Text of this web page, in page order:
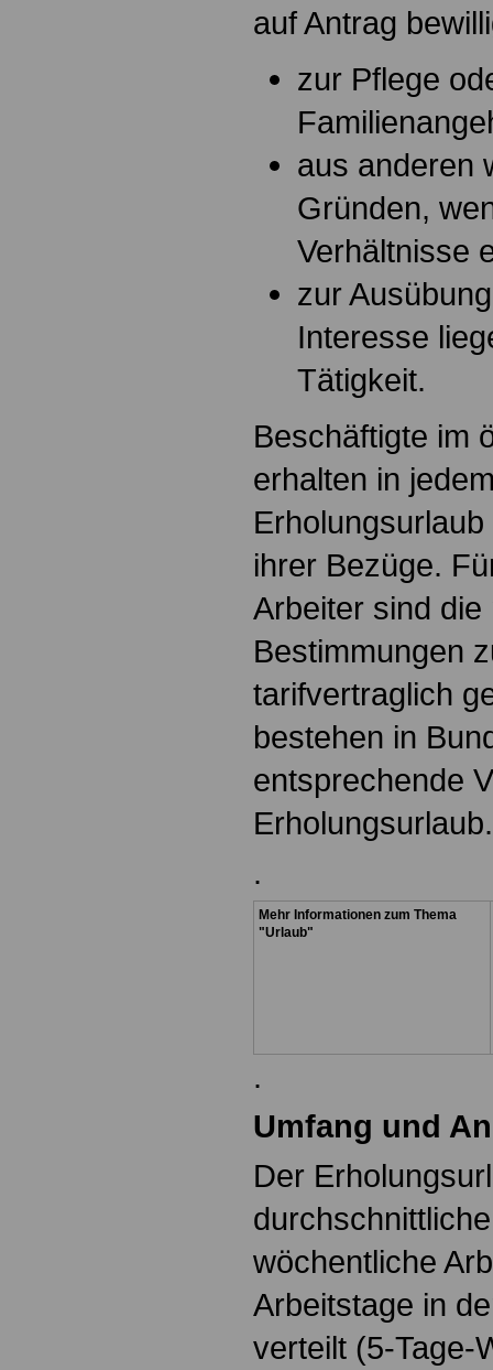
auf Antrag
zur Pflege
aus anderen
Gründen,
Verhältnisse
zur
Interesse
Tätigkeit.
Beschäftigte im
erhalten in
ihrer Bezüge.
Arbeiter sind die
Bestimmungen
tarifvertraglich
bestehen in
entsprechende
Erholungsurlaub.
.
Mehr Informationen zum Thema
"Urlaub"
.
Umfang und
Der
wöchentliche
Arbeitstage in
verteilt (5-Tage-